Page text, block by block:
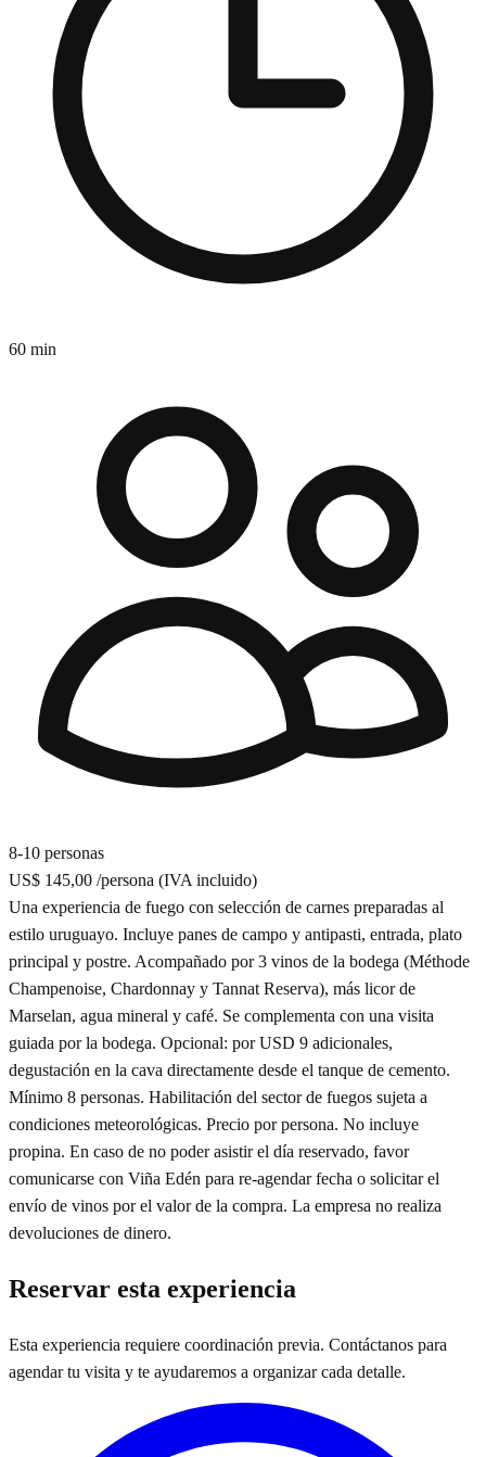
60 min
8-10 personas
US$ 145,00 /persona (IVA incluido)
Una experiencia de fuego con selección de carnes preparadas al
estilo uruguayo. Incluye panes de campo y antipasti, entrada, plato
principal y postre. Acompañado por 3 vinos de la bodega (Méthode
Champenoise, Chardonnay y Tannat Reserva), más licor de
Marselan, agua mineral y café. Se complementa con una visita
guiada por la bodega. Opcional: por USD 9 adicionales,
degustación en la cava directamente desde el tanque de cemento.
Mínimo 8 personas. Habilitación del sector de fuegos sujeta a
condiciones meteorológicas. Precio por persona. No incluye
propina. En caso de no poder asistir el día reservado, favor
comunicarse con Viña Edén para re-agendar fecha o solicitar el
envío de vinos por el valor de la compra. La empresa no realiza
devoluciones de dinero.
Reservar esta experiencia
Esta experiencia requiere coordinación previa. Contáctanos para
agendar tu visita y te ayudaremos a organizar cada detalle.